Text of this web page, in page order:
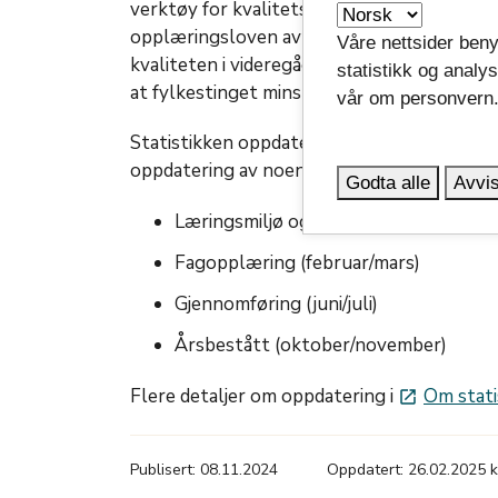
verktøy for kvalitetsutvikling. Vedtaket
opplæringsloven av fylkeskommunens
kvaliteten i videregående opplæring.
at fylkestinget minst én gang i året skal få
Statistikken oppdateres fortløpende når
oppdatering av noen av temaene er:
Læringsmiljø og mobbing (januar/
Fagopplæring (februar/mars)
Gjennomføring (juni/juli)
Årsbestått (oktober/november)
Flere detaljer om oppdatering i launch Om
Publisert: 08.11.2024 Oppdatert: 26.02.2025
Våre nettsider
statistikk og
vår om personvern.
Godta alle